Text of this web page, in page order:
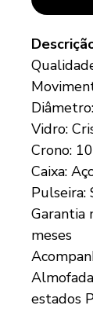
Vidro:
Crono:
Caixa:
Pulseira:
Garantia
meses
estados